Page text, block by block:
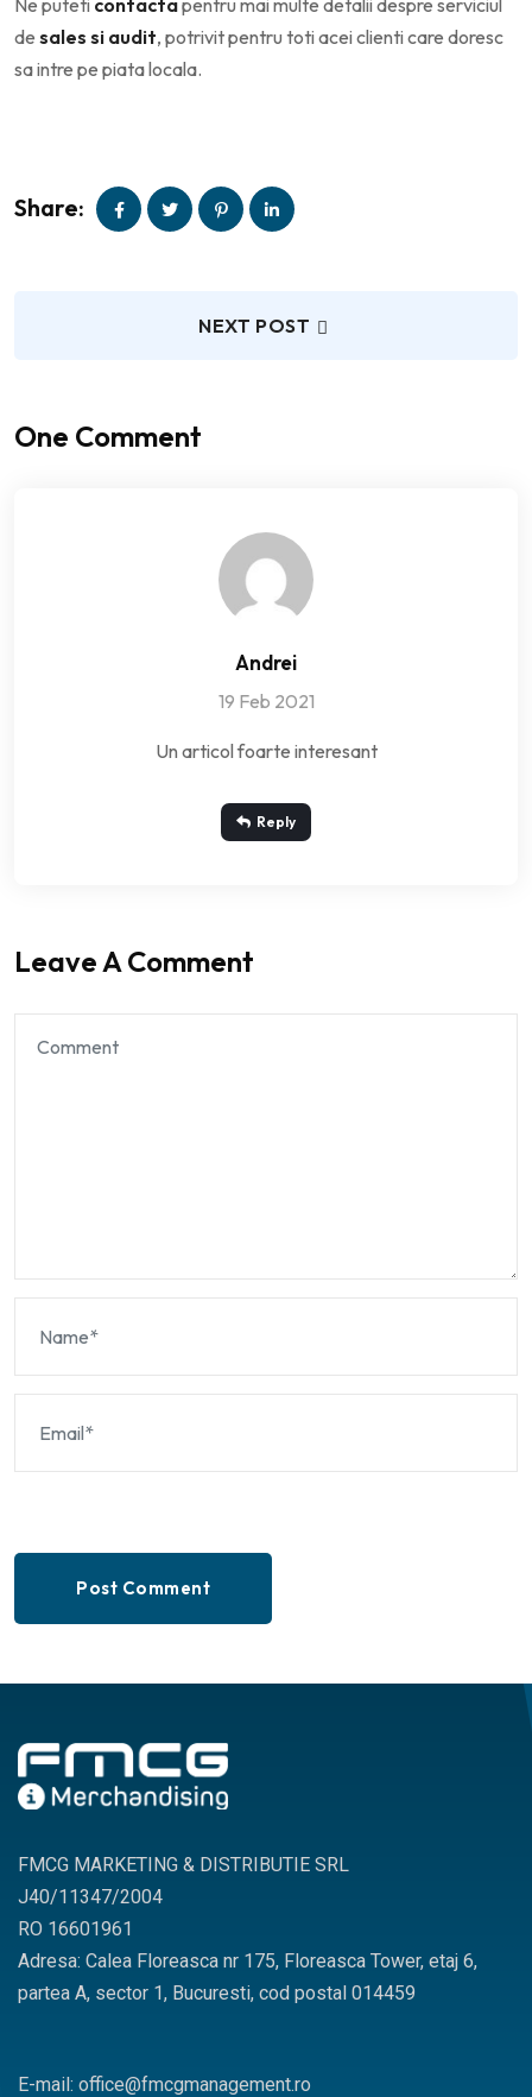
Ne puteti contactapentru mai multe detalii despre serviciul
de sales si audit, potrivit pentru toti acei clienti care doresc
sa intre pe piata locala.
Share:
NEXT POST
One Comment
Andrei
19 Feb 2021
Un articol foarte interesant
Reply
Leave A Comment
Post Comment
FMCG MARKETING & DISTRIBUTIE SRL
J40/11347/2004
RO 16601961
Adresa: Calea Floreasca nr 175, Floreasca Tower, etaj 6,
partea A, sector 1, Bucuresti, cod postal 014459
E-mail: office@fmcgmanagement.ro